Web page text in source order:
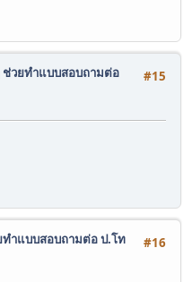
#15
ช่วยทำแบบสอบถามต่อ
#16
ทำแบบสอบถามต่อ ป.โท